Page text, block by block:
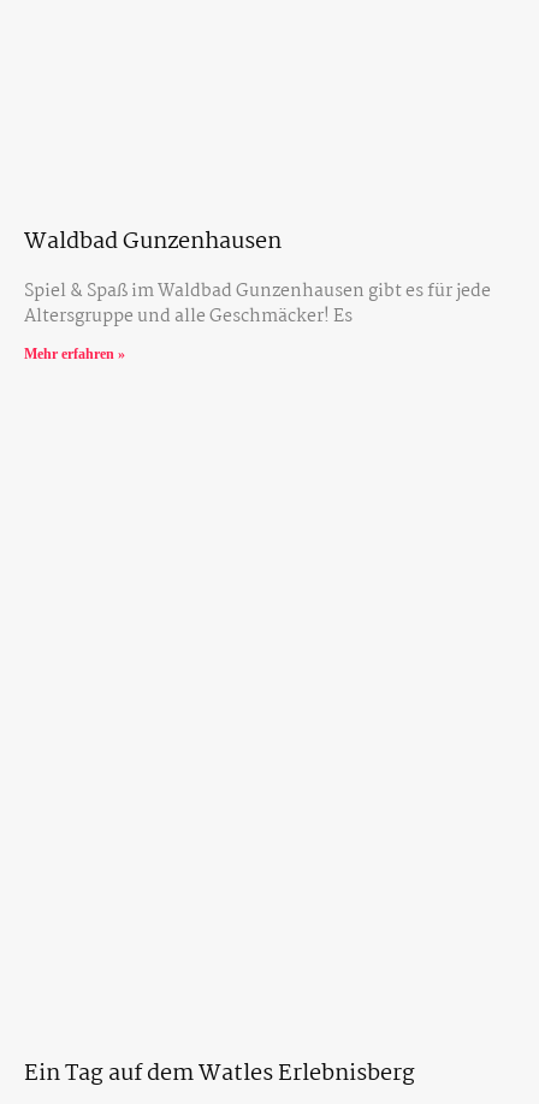
Waldbad Gunzenhausen
Spiel & Spaß im Waldbad Gunzenhausen gibt es für jede
Altersgruppe und alle Geschmäcker! Es
Mehr erfahren »
Ein Tag auf dem Watles Erlebnisberg